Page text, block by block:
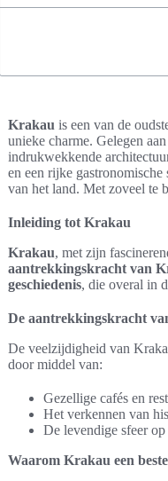
Krakau is een van de
unieke charme. Gelegen
indrukwekkende
en een rijke gastronomische
van het land. Met zoveel te
Inleiding tot Krakau
Krakau, met zijn
aantrekkingskracht van
geschiedenis, die overal in
De aantrekkingskracht
De veelzijdigheid van
door middel van:
Gezellige cafés en
Het verkennen van
De levendige sfeer op
Waarom Krakau een